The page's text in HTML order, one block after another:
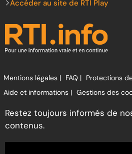
Accéder au site de RTI Play
Mentions légales | FAQ | Protections
Aide et informations | Gestions des
Restez toujours informés de
contenus.